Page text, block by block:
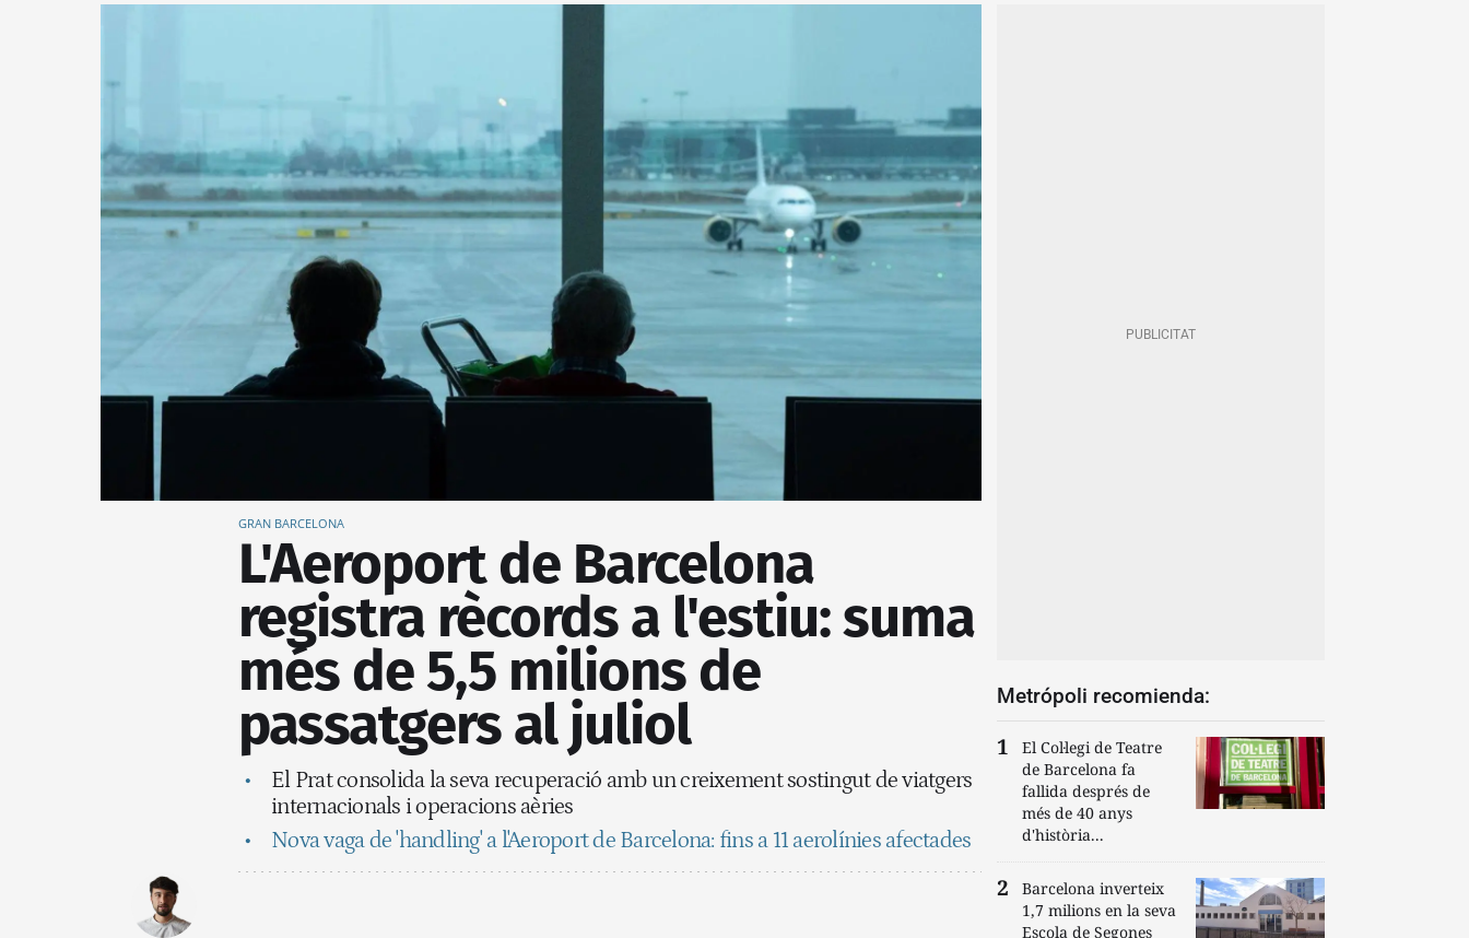
GRAN BARCELONA
L'Aeroport de Barcelona
registra rècords a l'estiu: suma
més de 5,5 milions de
passatgers al juliol
El Prat consolida la seva recuperació amb un creixement sostingut de viatgers
internacionals i operacions aèries
Nova vaga de 'handling' a l'Aeroport de Barcelona: fins a 11 aerolínies afectades
Metrópoli recomienda:
El Col·legi de Teatre
de Barcelona fa
fallida després de
més de 40 anys
d'història...
Barcelona inverteix
1,7 milions en la seva
Escola de Segones